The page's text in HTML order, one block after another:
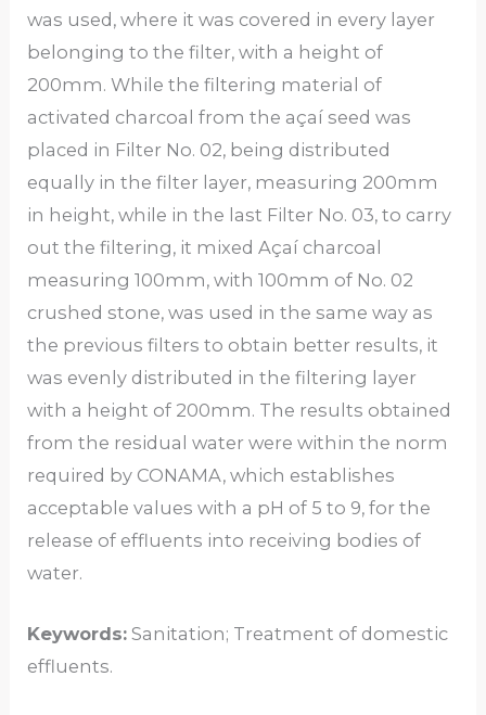
was used, where it was covered in every layer
belonging to the filter, with a height of
200mm. While the filtering material of
activated charcoal from the açaí seed was
placed in Filter No. 02, being distributed
equally in the filter layer, measuring 200mm
in height, while in the last Filter No. 03, to carry
out the filtering, it mixed Açaí charcoal
measuring 100mm, with 100mm of No. 02
crushed stone, was used in the same way as
the previous filters to obtain better results, it
was evenly distributed in the filtering layer
with a height of 200mm. The results obtained
from the residual water were within the norm
required by CONAMA, which establishes
acceptable values ​​with a pH of 5 to 9, for the
release of effluents into receiving bodies of
water.
Keywords: Sanitation; Treatment of domestic
effluents.